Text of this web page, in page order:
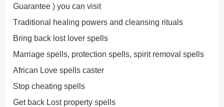
Guarantee ) you can visit
Traditional healing powers and cleansing rituals
Bring back lost lover spells
Marriage spells, protection spells, spirit removal spells
African Love spells caster
Stop cheating spells
Get back Lost property spells